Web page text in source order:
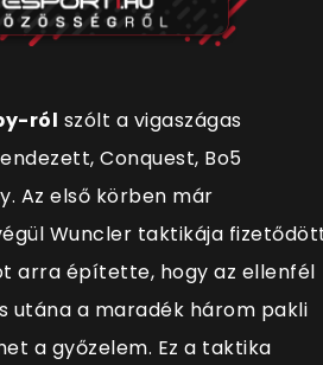
ról szólt a vigaszágas
Conquest, Bo5
Az első körben már
Wuncler taktikája
arra építette, hogy az ellenfél
utána a maradék három pakli
a győzelem. Ez a taktika